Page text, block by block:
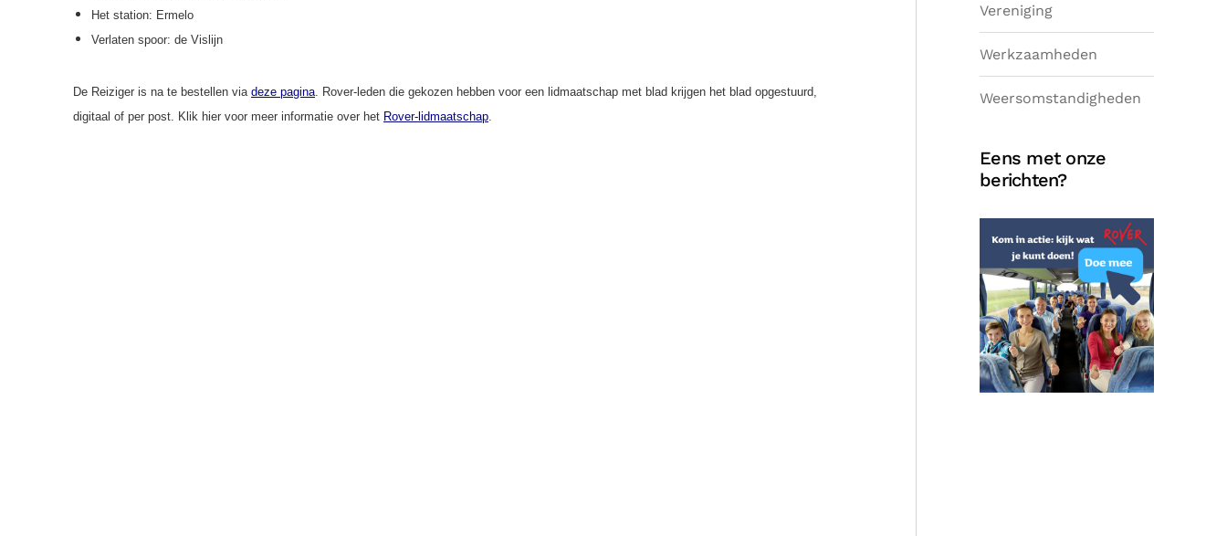
Het station: Ermelo
Verlaten spoor: de Vislijn
De Reiziger is na te bestellen via deze pagina . Rover-leden die gekozen hebben voor een lidmaatschap met blad krijgen het blad opgestuurd,
digitaal of per post. Klik hier voor meer informatie over het Rover-lidmaatschap
Vereniging
Werkzaamheden
Weersomstandigheden
Eens met onze
berichten?